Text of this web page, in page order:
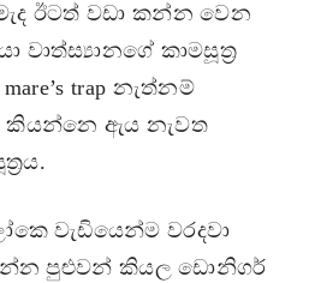
ඊටත් වඩා කන්න වෙන
වාත්ස්‍යානගේ කාමසූත්‍ර
trap නැත්නම්
කියන්නෙ ඇය නැවත
වැඩියෙන්ම වරදවා
පුළුවන් කියල ඩොනිගර්